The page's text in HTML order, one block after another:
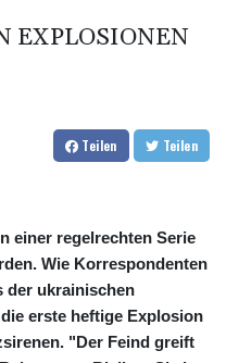
fordert Aufarbeitung
Teilzeit-Radprofi
EXPLOSIONEN
Teilen Teilen
einer regelrechten Serie
Wie Korrespondenten
der ukrainischen
erste heftige Explosion
"Der Feind greift